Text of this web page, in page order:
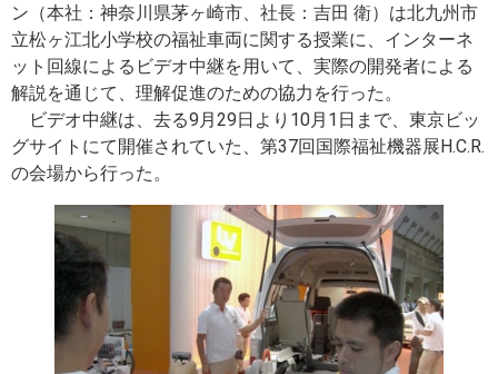
ン（本社：神奈川県茅ヶ崎市、社長：吉田 衛）は北九州市
立松ヶ江北小学校の福祉車両に関する授業に、インターネ
ット回線によるビデオ中継を用いて、実際の開発者による
解説を通じて、理解促進のための協力を行った。
ビデオ中継は、去る9月29日より10月1日まで、東京ビッ
グサイトにて開催されていた、第37回国際福祉機器展H.C.R.
の会場から行った。